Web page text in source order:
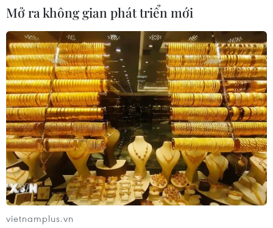
Mở ra không gian phát triển mới
vietnamplus.vn